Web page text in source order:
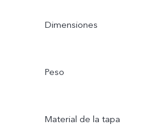
Dimensiones
Peso
Material de la tapa